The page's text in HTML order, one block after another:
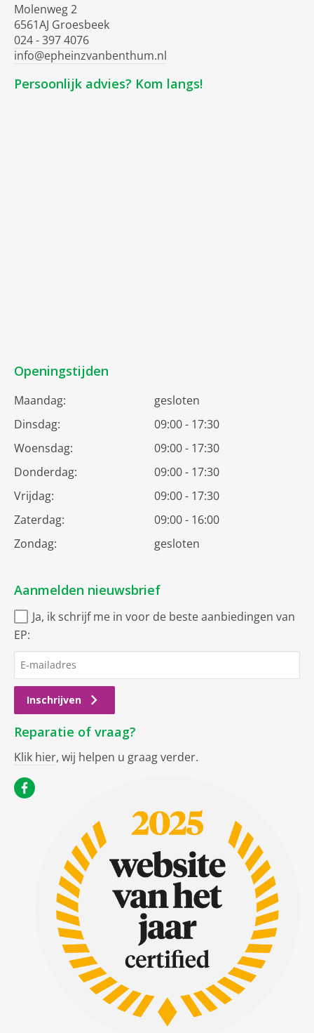
Molenweg 2
6561AJ Groesbeek
024 - 397 4076
info@epheinzvanbenthum.nl
Persoonlijk advies? Kom langs!
Openingstijden
Maandag:
gesloten
Dinsdag:
09:00 - 17:30
Woensdag:
09:00 - 17:30
Donderdag:
09:00 - 17:30
Vrijdag:
09:00 - 17:30
Zaterdag:
09:00 - 16:00
Zondag:
gesloten
Aanmelden nieuwsbrief
Ja, ik schrijf me in voor de beste aanbiedingen van
EP:
Inschrijven
Reparatie of vraag?
Klik hier, wij helpen u graag verder.